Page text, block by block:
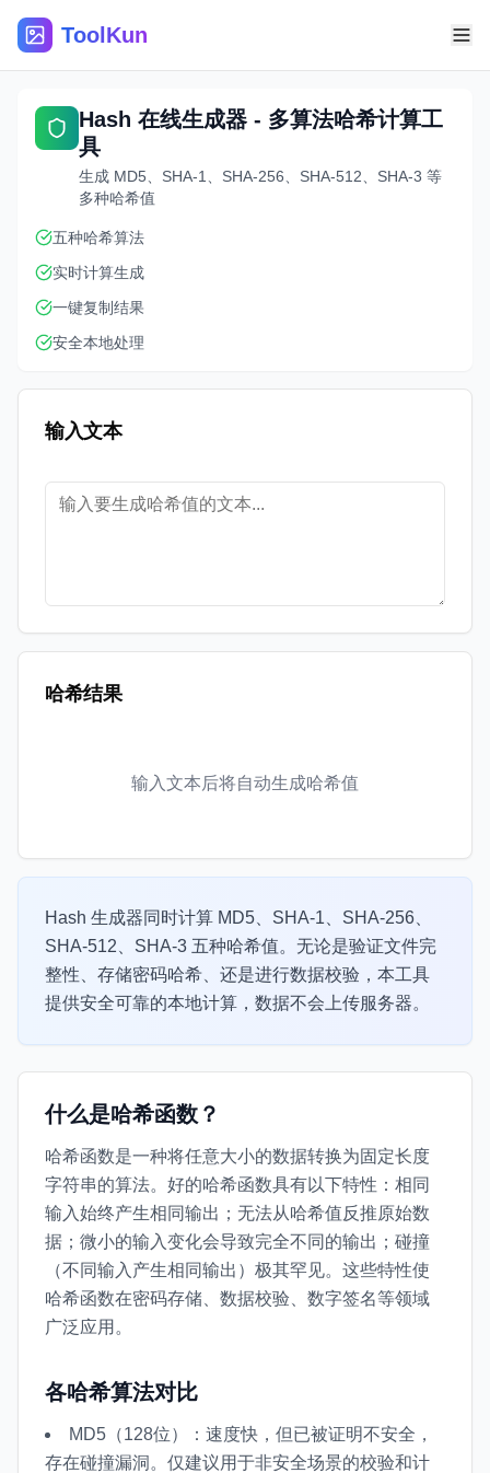
ToolKun
Hash 在线生成器 - 多算法哈希计算工
具
生成 MD5、SHA-1、SHA-256、SHA-512、SHA-3 等
多种哈希值
五种哈希算法
实时计算生成
一键复制结果
安全本地处理
输入文本
哈希结果
输入文本后将自动生成哈希值
Hash 生成器同时计算 MD5、SHA-1、SHA-256、
SHA-512、SHA-3 五种哈希值。无论是验证文件完
整性、存储密码哈希、还是进行数据校验，本工具
提供安全可靠的本地计算，数据不会上传服务器。
什么是哈希函数？
哈希函数是一种将任意大小的数据转换为固定长度
字符串的算法。好的哈希函数具有以下特性：相同
输入始终产生相同输出；无法从哈希值反推原始数
据；微小的输入变化会导致完全不同的输出；碰撞
（不同输入产生相同输出）极其罕见。这些特性使
哈希函数在密码存储、数据校验、数字签名等领域
广泛应用。
各哈希算法对比
MD5（128位）：速度快，但已被证明不安全，
存在碰撞漏洞。仅建议用于非安全场景的校验和计